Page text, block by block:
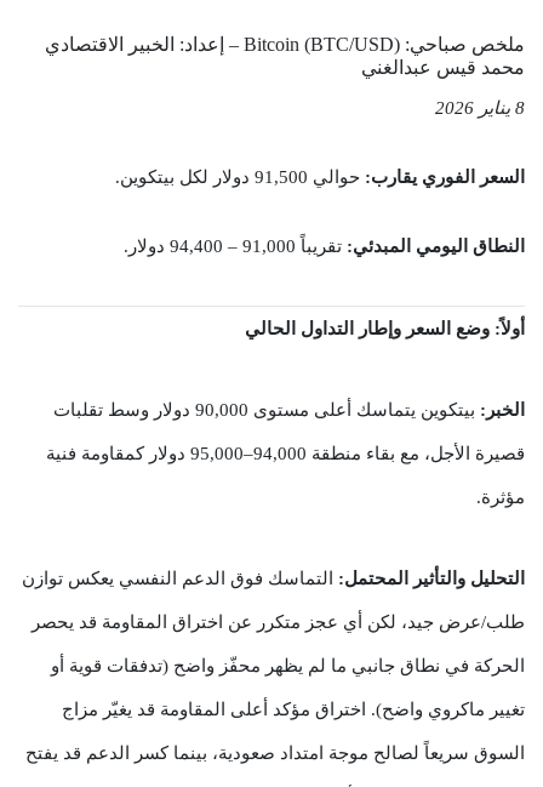
ملخص صباحي: Bitcoin (BTC/USD) – إعداد: الخبير الاقتصادي
محمد قيس عبدالغني
8 يناير 2026
السعر الفوري يقارب: حوالي 91,500 دولار لكل بيتكوين.
النطاق اليومي المبدئي: تقريباً 91,000 – 94,400 دولار.
أولاً: وضع السعر وإطار التداول الحالي
الخبر: بيتكوين يتماسك أعلى مستوى 90,000 دولار وسط تقلبات
قصيرة الأجل، مع بقاء منطقة 94,000–95,000 دولار كمقاومة فنية
مؤثرة.
التحليل والتأثير المحتمل: التماسك فوق الدعم النفسي يعكس توازن
طلب/عرض جيد، لكن أي عجز متكرر عن اختراق المقاومة قد يحصر
الحركة في نطاق جانبي ما لم يظهر محفّز واضح (تدفقات قوية أو
تغيير ماكروي واضح). اختراق مؤكد أعلى المقاومة قد يغيّر مزاج
السوق سريعاً لصالح موجة امتداد صعودية، بينما كسر الدعم قد يفتح